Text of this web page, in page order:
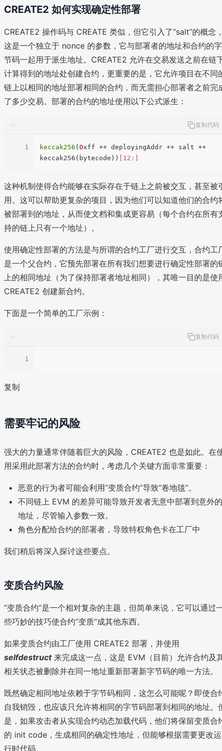
CREATE2 如何实现确定性部署
CREATE2 操作码与 CREATE 类似，但它引入了“salt”的概念
这是一个独立于 nonce 的参数，它与部署者的地址和合约的字
节码一起用于派生地址。CREATE2 允许在交易发送之前在链
计算得到的地址处创建合约，更重要的是，它允许项目在不同
链上以相同的地址部署相同的合约，而无需担心部署者之前完
了多少交易。部署的合约的地址使用以下公式派生：
复制代码
1 keccak256 ( 0xff ++ deployingAddr ++ salt ++
keccak256(bytecode))
[12:]
这种机制使得合约能够在实际存在于链上之前被交互，甚至被
用。这可以帮助更复杂的项目，因为他们可以知道他们的合约
被部署到的地址，从而使文档和集成更容易（每个合约在所有
持的链上只有一个地址）。
使用确定性部署的方法是与所谓的合约工厂进行交互，合约工
是一个父合约，它预先部署在所有我们想要进行确定性部署的
上的相同地址（为了保持部署者地址相同），其唯一目的是使
CREATE2 创建新合约。
下面是一个简单的工厂示例：
复制代码
1
复制
需要牢记的风险
强大的力量通常伴随着巨大的风险，CREATE2 也是如此。在
用采用此部署方法的合约时，考虑几个关键方面非常重要：
恶意的行为者可能会利用“变质合约”导致“卷地毯”。
不同链上 EVM 的差异可能导致开发者无意中部署到意外的
地址，尽管输入参数一致。
角色分配给合约的部署者，导致特权角色卡在工厂中
我们稍后将深入探讨这些要点。
变质合约风险
“变质合约”是一个相对复杂的主题，但简单来说，它可以通过
些巧妙的技巧使合约“变质”成其他东西。
如果变质合约由工厂使用 CREATE2 部署，并使用
selfdestruct来完成这一点，这是 EVM（目前）允许合约及
相关状态被删除并在同一地址重新部署新字节码的唯一方法。
既然确定相同地址依赖于字节码相同，这怎么可能呢？即使合
自我销毁，也应该只允许将相同的字节码部署到相同的地址。
是，如果攻击者从实现合约动态加载代码，他们将保留变质合
的 init code，生成相同的确定性地址，但能够根据需要更改运
行时代码。